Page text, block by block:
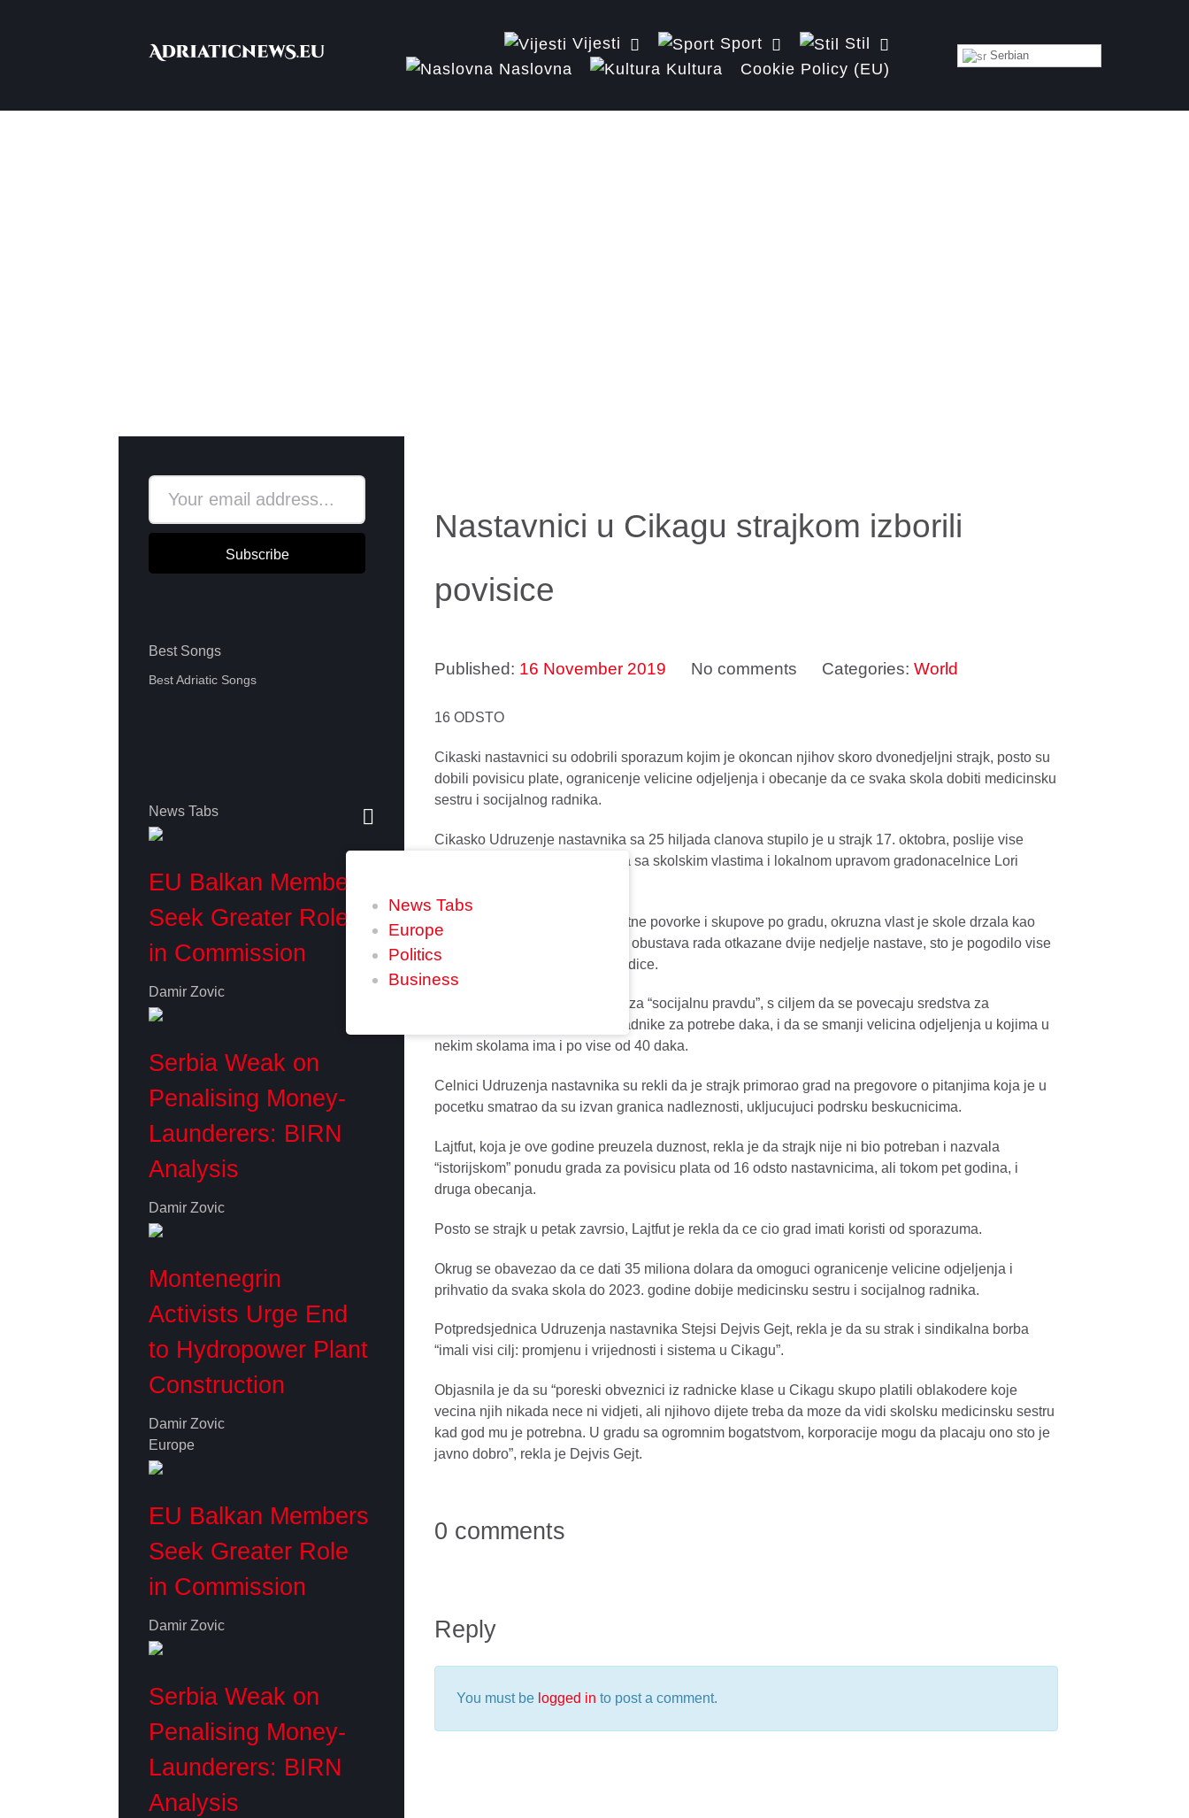
Vijesti Sport
Stil
Naslovna
Kultura Cookie Policy (EU)
Serbian
Subscribe
Best Songs
Best Adriatic Songs
News Tabs
Europe
Politics
Business
News Tabs
EU Balkan Members
Seek Greater Role
in Commission
Damir Zovic
Serbia Weak on
Penalising Money-
Launderers: BIRN
Analysis
Damir Zovic
Montenegrin
Activists Urge End
to Hydropower Plant
Construction
Damir Zovic
Europe
EU Balkan Members
Seek Greater Role
in Commission
Damir Zovic
Serbia Weak on
Penalising Money-
Launderers: BIRN
Analysis
Nastavnici u Cikagu strajkom izborili
povisice
Published: 16 November 2019 No comments Categories: World
16 ODSTO
Cikaski nastavnici su odobrili sporazum kojim je okoncan njihov skoro dvonedjeljni strajk, posto su
dobili povisicu plate, ogranicenje velicine odjeljenja i obecanje da ce svaka skola dobiti medicinsku
sestru i socijalnog radnika.
Cikasko Udruzenje nastavnika sa 25 hiljada clanova stupilo je u strajk 17. oktobra, poslije vise
mjeseci neuspjesnih pregovora sa skolskim vlastima i lokalnom upravom gradonacelnice Lori
Nastavnici su priredivali protestne povorke i skupove po gradu, okruzna vlast je skole drzala kao
otvorene, ali su tokom nekoliko obustava rada otkazane dvije nedjelje nastave, sto je pogodilo vise
od 300.000 daka i njihove porodice.
Nastavnici su rekli da strajkuju za “socijalnu pravdu”, s ciljem da se povecaju sredstva za
medicinske sestre i socijalne radnike za potrebe daka, i da se smanji velicina odjeljenja u kojima u
nekim skolama ima i po vise od 40 daka.
Celnici Udruzenja nastavnika su rekli da je strajk primorao grad na pregovore o pitanjima koja je u
pocetku smatrao da su izvan granica nadleznosti, ukljucujuci podrsku beskucnicima.
Lajtfut, koja je ove godine preuzela duznost, rekla je da strajk nije ni bio potreban i nazvala
“istorijskom” ponudu grada za povisicu plata od 16 odsto nastavnicima, ali tokom pet godina, i
druga obecanja.
Posto se strajk u petak zavrsio, Lajtfut je rekla da ce cio grad imati koristi od sporazuma.
Okrug se obavezao da ce dati 35 miliona dolara da omoguci ogranicenje velicine odjeljenja i
prihvatio da svaka skola do 2023. godine dobije medicinsku sestru i socijalnog radnika.
Potpredsjednica Udruzenja nastavnika Stejsi Dejvis Gejt, rekla je da su strak i sindikalna borba
“imali visi cilj: promjenu i vrijednosti i sistema u Cikagu”.
Objasnila je da su “poreski obveznici iz radnicke klase u Cikagu skupo platili oblakodere koje
vecina njih nikada nece ni vidjeti, ali njihovo dijete treba da moze da vidi skolsku medicinsku sestru
kad god mu je potrebna. U gradu sa ogromnim bogatstvom, korporacije mogu da placaju ono sto je
javno dobro”, rekla je Dejvis Gejt.
0 comments
Reply
You must be logged in to post a comment.